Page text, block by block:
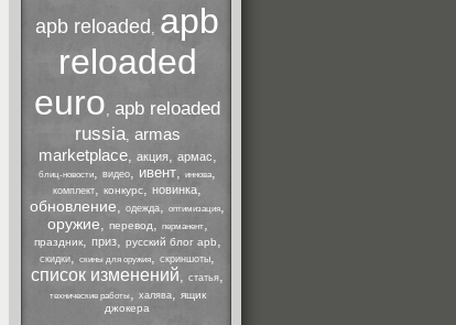
apb reloaded , apb
reloaded
euro, apb reloaded
russia, armas
marketplace, акция, армас,
блиц-новости, видео, ивент, иннова,
комплект, конкурс, новинка,
обновление, одежда, оптимизация,
оружие, перевод, перманент,
праздник, приз, русский блог apb,
скидки, скины для оружия, скриншоты,
список изменений, статья,
технические работы, халява, ящик
джокера